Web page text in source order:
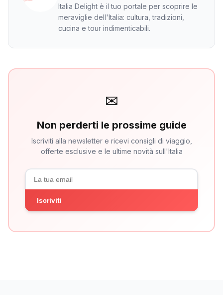
Italia Delight è il tuo portale per scoprire le
meraviglie dell'Italia: cultura, tradizioni,
cucina e tour indimenticabili.
✉
Non perderti le prossime guide
Iscriviti alla newsletter e ricevi consigli di viaggio,
offerte esclusive e le ultime novità sull'Italia
Iscriviti